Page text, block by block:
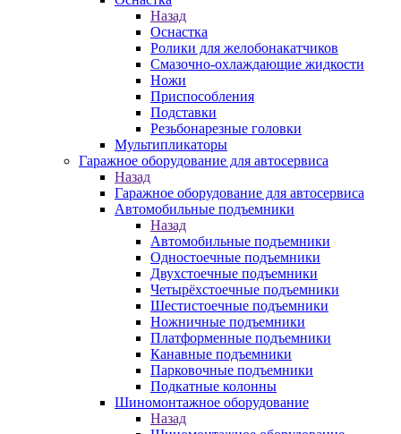
Назад
Оснастка
Ролики для желобонакатчиков
Смазочно-охлаждающие жидкости
Ножи
Приспособления
Подставки
Резьбонарезные головки
Мультипликаторы
Гаражное оборудование для автосервиса
Назад
Гаражное оборудование для автосервиса
Автомобильные подъемники
Назад
Автомобильные подъемники
Одностоечные подъемники
Двухстоечные подъемники
Четырёхстоечные подъемники
Шестистоечные подъемники
Ножничные подъемники
Платформенные подъемники
Канавные подъемники
Парковочные подъемники
Подкатные колонны
Шиномонтажное оборудование
Назад